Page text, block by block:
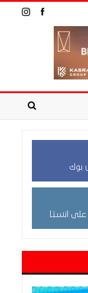
بوك
على انستا